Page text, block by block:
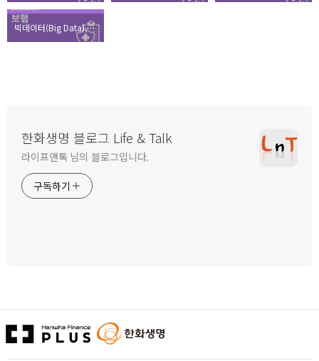
빅데이터(Big Data), 보험에도 활용될 수 있을까?
한화생명 블로그 Life & Talk
라이프앤톡 님의 블로그입니다.
구독하기